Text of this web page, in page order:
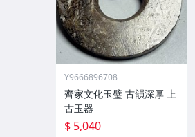
Y9666896708
齊家文化玉璧 古韻深厚 上
古玉器
$ 5,040